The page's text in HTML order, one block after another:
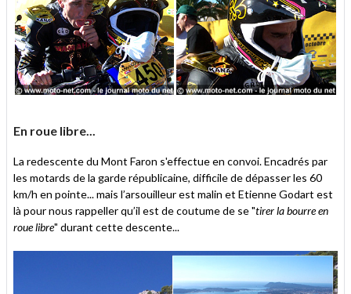
En roue libre...
La redescente du Mont Faron s'effectue en convoi. Encadrés par
les motards de la garde républicaine, difficile de dépasser les 60
km/h en pointe... mais l’arsouilleur est malin et Etienne Godart est
là pour nous rappeller qu’il est de coutume de se "tirer la bourre en
roue libre" durant cette descente...